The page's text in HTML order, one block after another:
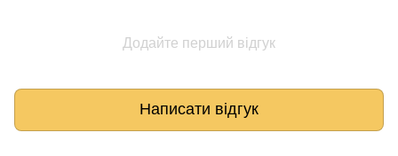
Додайте перший відгук
Написати відгук